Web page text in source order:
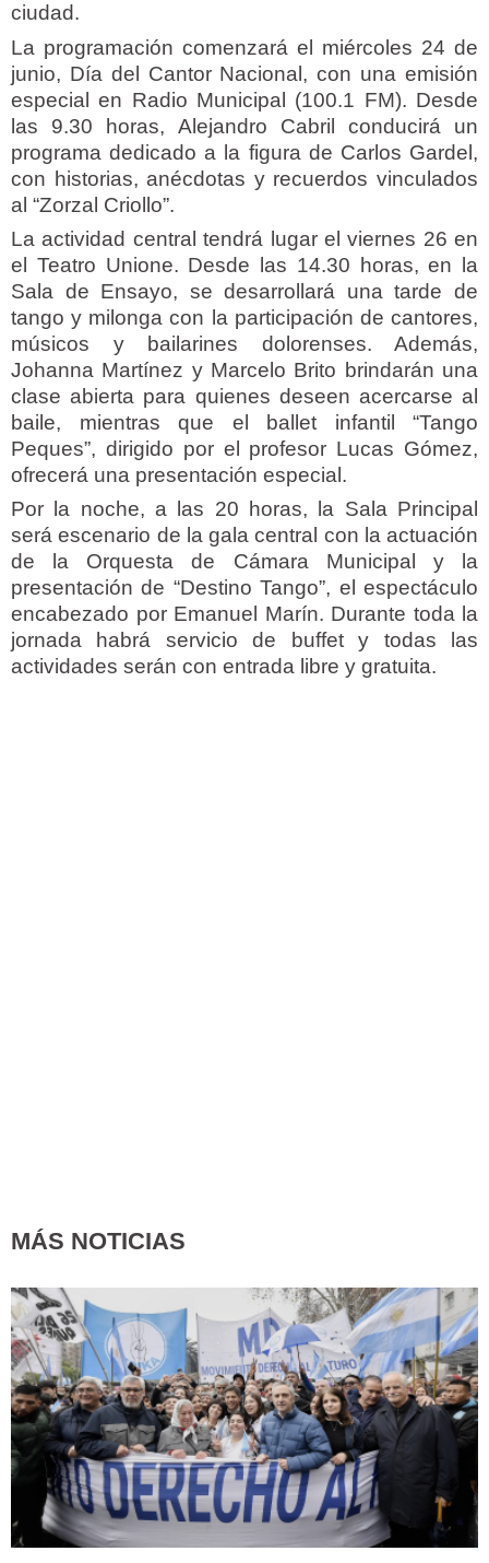
ciudad.
La programación comenzará el miércoles 24 de
junio, Día del Cantor Nacional, con una emisión
especial en Radio Municipal (100.1 FM). Desde
las 9.30 horas, Alejandro Cabril conducirá un
programa dedicado a la figura de Carlos Gardel,
con historias, anécdotas y recuerdos vinculados
al “Zorzal Criollo”.
La actividad central tendrá lugar el viernes 26 en
el Teatro Unione. Desde las 14.30 horas, en la
Sala de Ensayo, se desarrollará una tarde de
tango y milonga con la participación de cantores,
músicos y bailarines dolorenses. Además,
Johanna Martínez y Marcelo Brito brindarán una
clase abierta para quienes deseen acercarse al
baile, mientras que el ballet infantil “Tango
Peques”, dirigido por el profesor Lucas Gómez,
ofrecerá una presentación especial.
Por la noche, a las 20 horas, la Sala Principal
será escenario de la gala central con la actuación
de la Orquesta de Cámara Municipal y la
presentación de “Destino Tango”, el espectáculo
encabezado por Emanuel Marín. Durante toda la
jornada habrá servicio de buffet y todas las
actividades serán con entrada libre y gratuita.
MÁS NOTICIAS